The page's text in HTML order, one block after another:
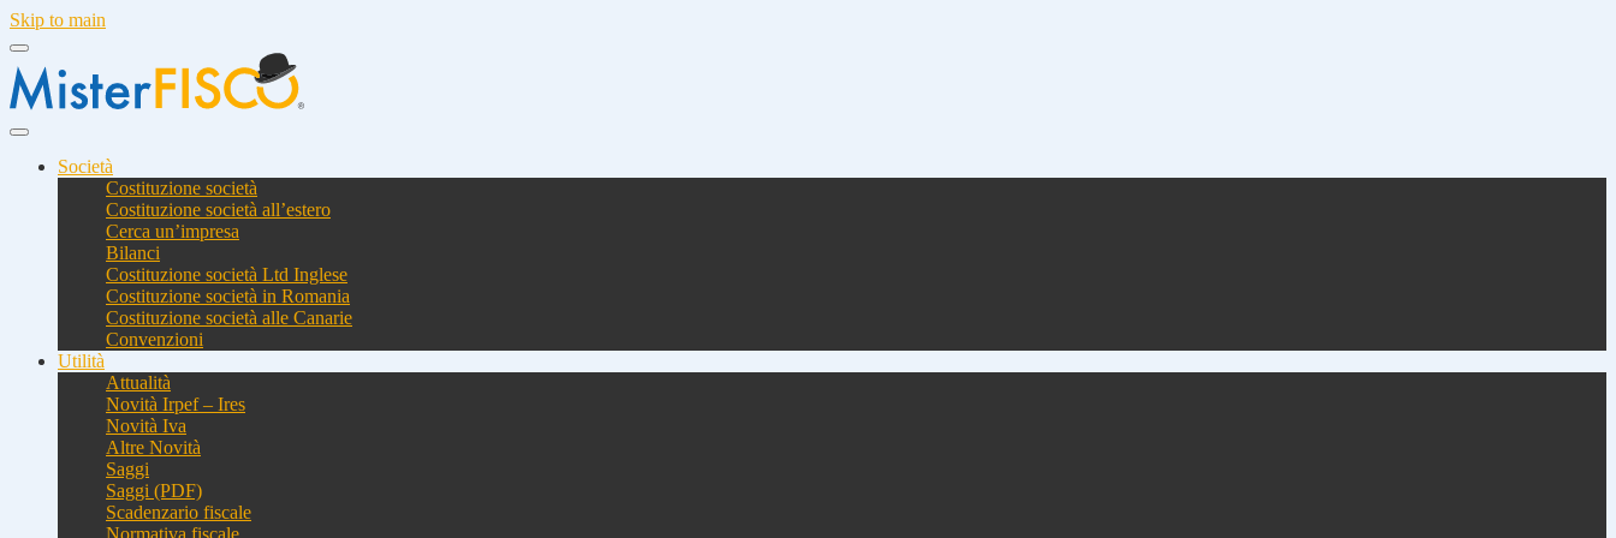
Skip to main
Società
Costituzione società
Costituzione società all’estero
Cerca un’impresa
Bilanci
Costituzione società Ltd Inglese
Costituzione società in Romania
Costituzione società alle Canarie
Convenzioni
Utilità
Attualità
Novità Irpef – Ires
Novità Iva
Altre Novità
Saggi
Saggi (PDF)
Scadenzario fiscale
Normativa fiscale